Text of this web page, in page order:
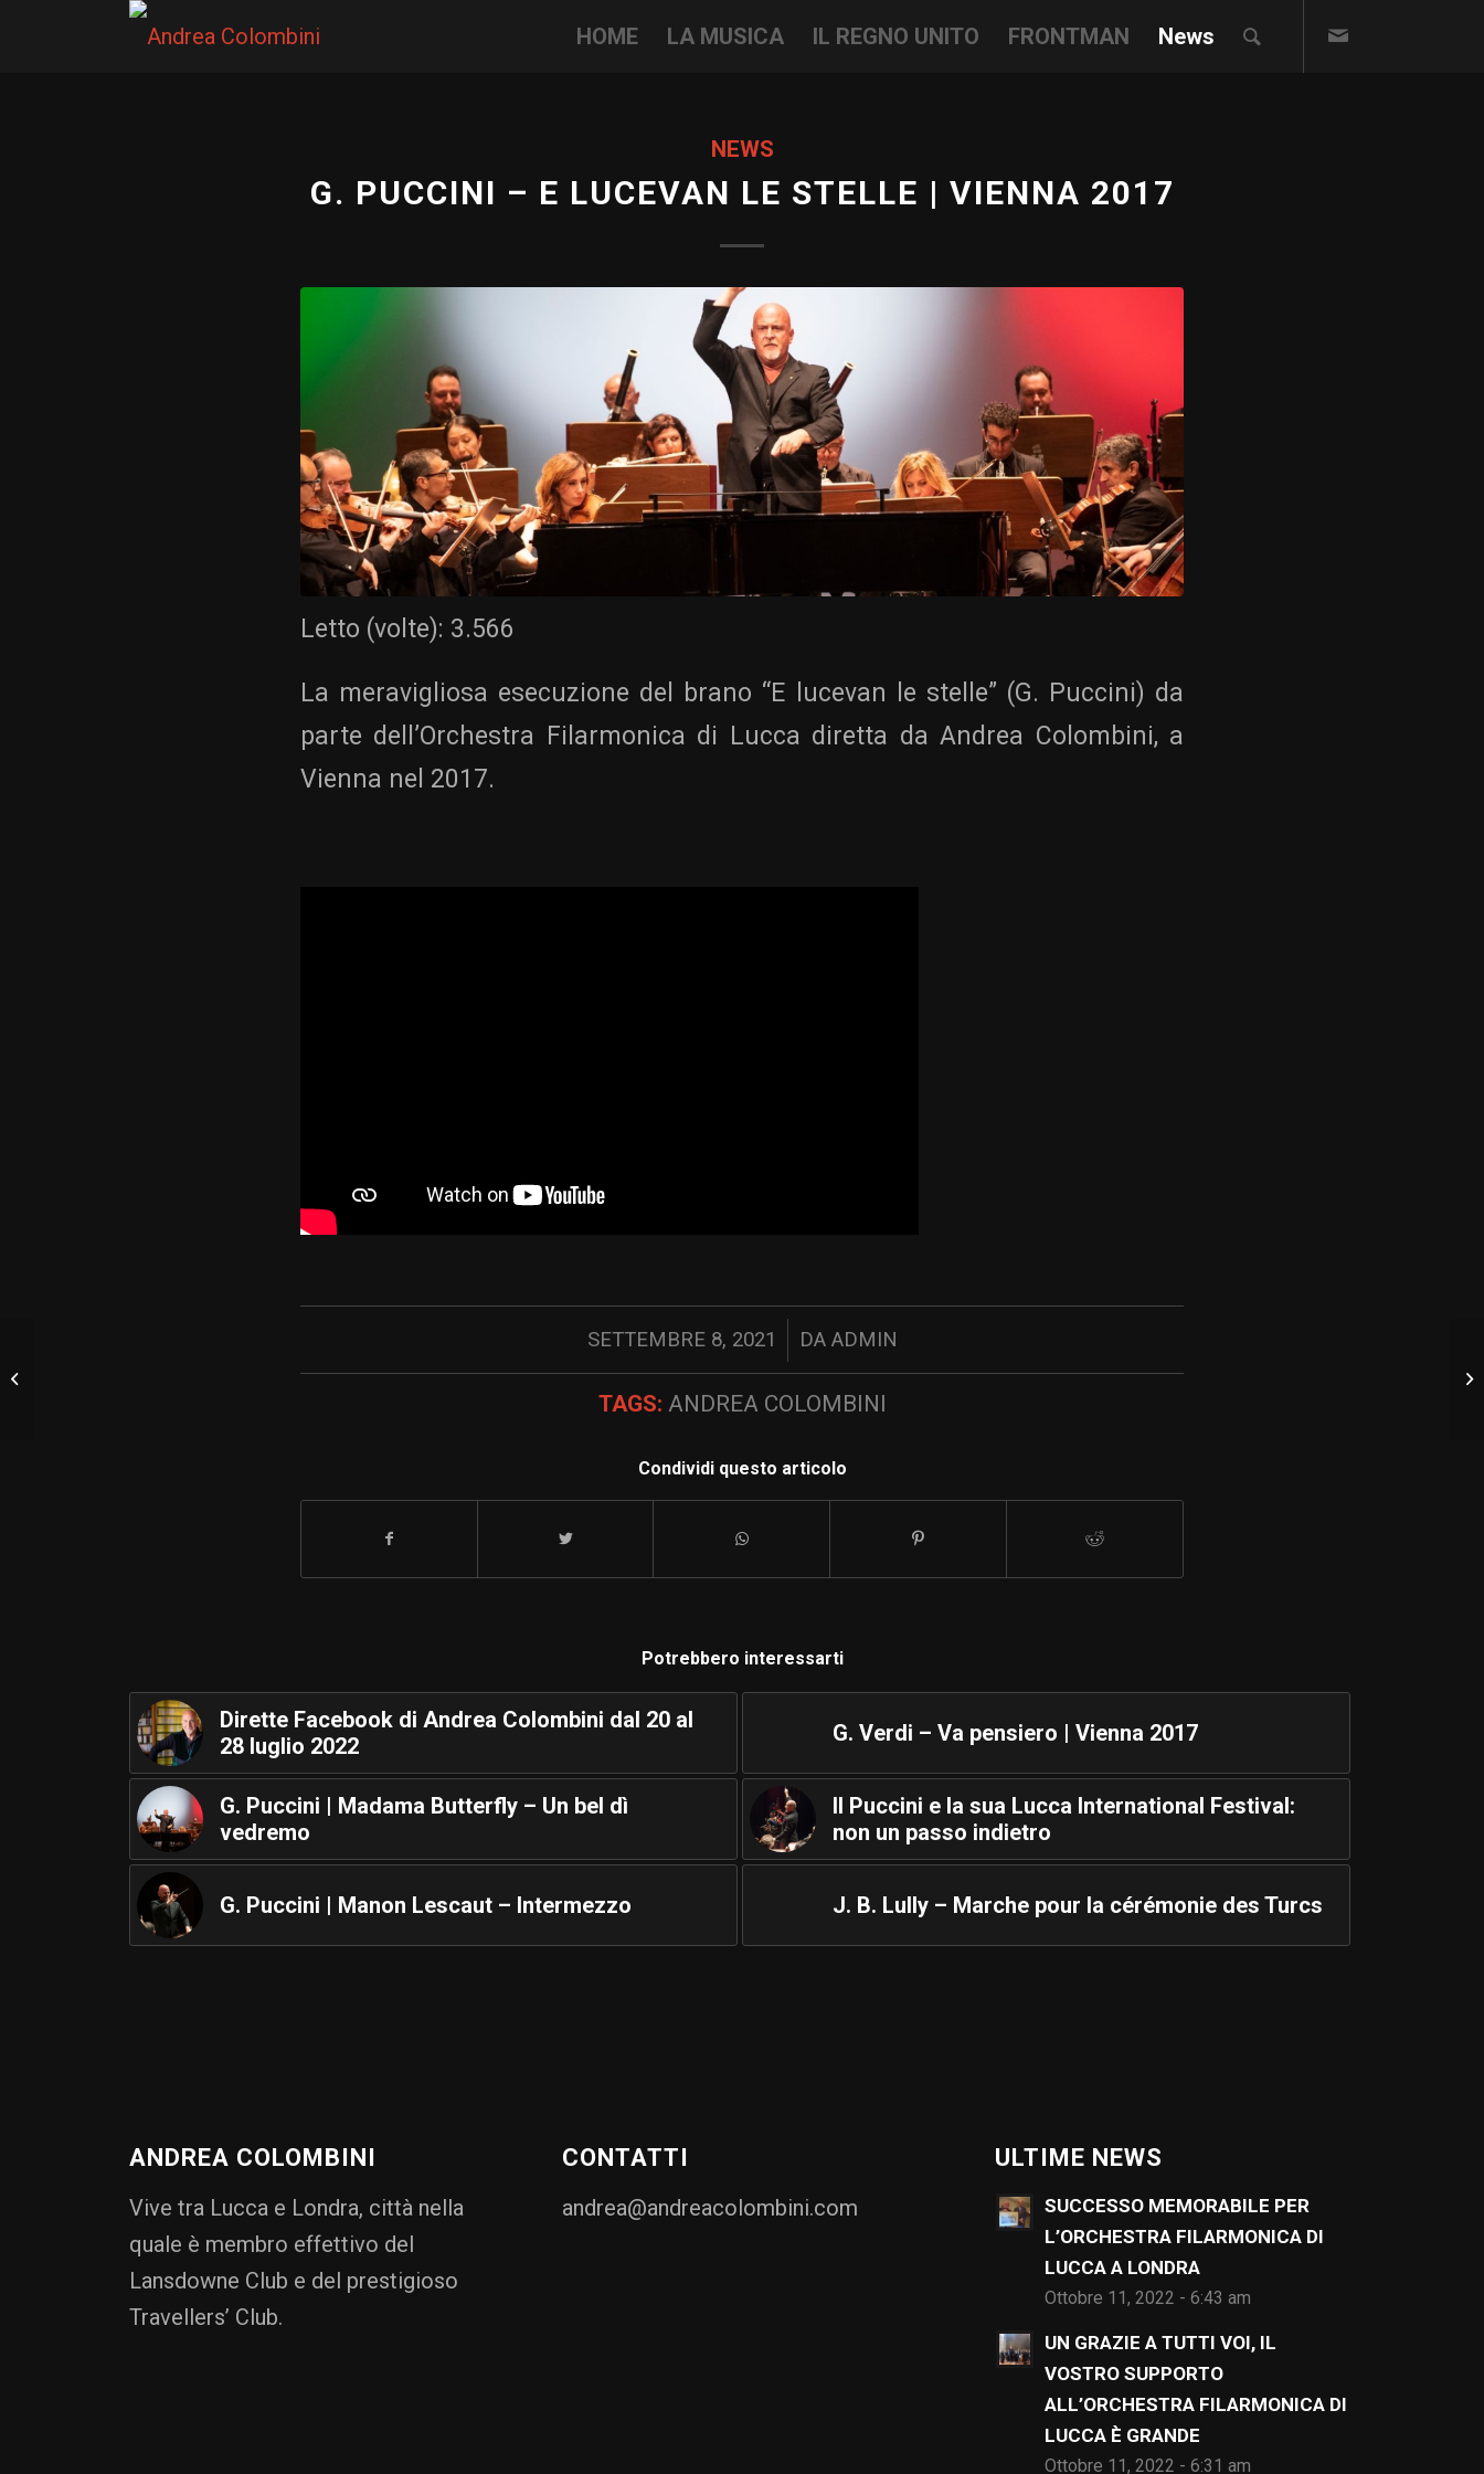
HOME LA MUSICA IL REGNO UNITO FRONTMAN News
NEWS
G. PUCCINI – E LUCEVAN LE STELLE | VIENNA 2017
Letto (volte): 3.566
La meravigliosa esecuzione del brano “E lucevan le stelle” (G. Puccini) da
parte dell’Orchestra Filarmonica di Lucca diretta da Andrea Colombini, a
Vienna nel 2017.
SETTEMBRE 8, 2021
/ DA ADMIN
TAGS: ANDREA COLOMBINI
Condividi questo articolo
Potrebbero interessarti
Dirette Facebook di Andrea Colombini dal 20 al
28 luglio 2022
G. Verdi – Va pensiero | Vienna 2017
G. Puccini | Madama Butterfly – Un bel dì
vedremo
Il Puccini e la sua Lucca International Festival:
non un passo indietro
G. Puccini | Manon Lescaut – Intermezzo J. B. Lully – Marche pour la cérémonie des Turcs
ANDREA COLOMBINI
Vive tra Lucca e Londra, città nella
quale è membro effettivo del
Lansdowne Club e del prestigioso
Travellers’ Club.
CONTATTI
andrea@andreacolombini.com
ULTIME NEWS
SUCCESSO MEMORABILE PER
L’ORCHESTRA FILARMONICA DI
LUCCA A LONDRA
Ottobre 11, 2022 - 6:43 am
UN GRAZIE A TUTTI VOI, IL
VOSTRO SUPPORTO
ALL’ORCHESTRA FILARMONICA DI
LUCCA È GRANDE
Ottobre 11, 2022 - 6:31 am